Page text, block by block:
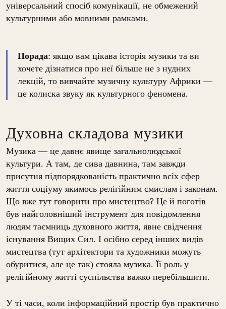
універсальний спосіб комунікації, не обмежений
культурними або мовними рамками.
Порада: якщо вам цікава історія музики та ви
хочете дізнатися про неї більше не з нудних
лекцій, то вивчайте музичну культуру Африки —
це колиска звуку як культурного феномена.
Духовна складова музики
Музика — це давнє явище загальнолюдської
культури. А там, де сива давнина, там завжди
присутня підпорядкованість практично всіх сфер
життя соціуму якимось релігійним смислам і законам.
Що вже тут говорити про мистецтво? Це й поготів
був найголовніший інструмент для повідомлення
людям таємниць духовного життя, явне свідчення
існування Вищих Сил. І осібно серед інших видів
мистецтва (тут архітектори та художники можуть
обуритися, але це так) стояла музика. Її роль у
релігійному житті суспільства важко перебільшити.
У ті часи, коли інформаційний простір був практично